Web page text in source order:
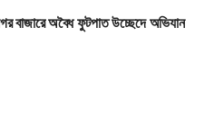
বাজারে অবৈধ ফুটপাত উচ্ছেদে অভিযান